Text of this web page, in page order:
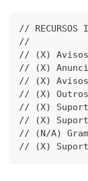
//
//
// (X)
// (X)
// (X) Avisos de
// (X)
// (X)
// (X)
// (N/A)
// (X)